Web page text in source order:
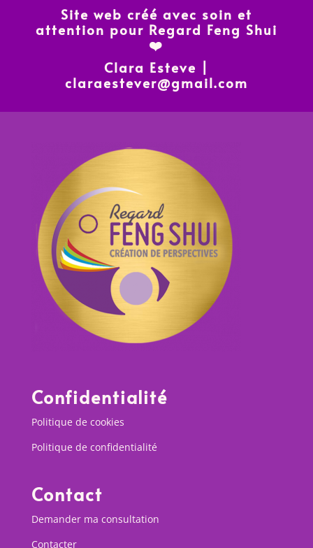
Site web créé avec soin et
attention pour Regard Feng Shui
❤️
Clara Esteve |
claraestever@gmail.com
Confidentialité
Politique de cookies
Politique de confidentialité
Contact
Demander ma consultation
Contacter